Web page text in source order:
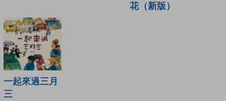
花（新版）
一起來過三月
三